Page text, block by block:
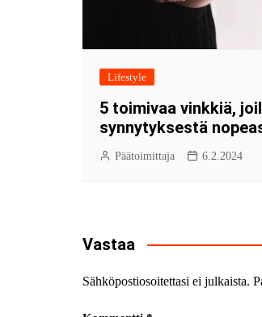
Lifestyle
5 toimivaa vinkkiä,
synnytyksestä
Päätoimittaja 6.2.2024
Vastaa
Sähköpostiosoitettasi ei julkaista.